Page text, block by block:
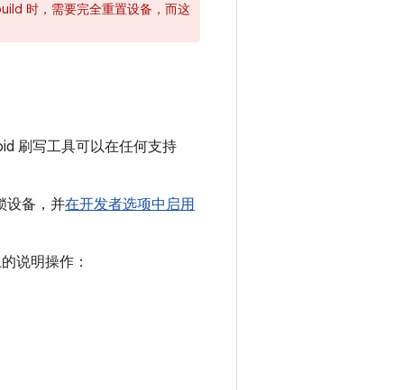
时，需要完全重置设备，而这
刷写工具可以在任何支持
设备，并在开发者选项中启用
说明操作：